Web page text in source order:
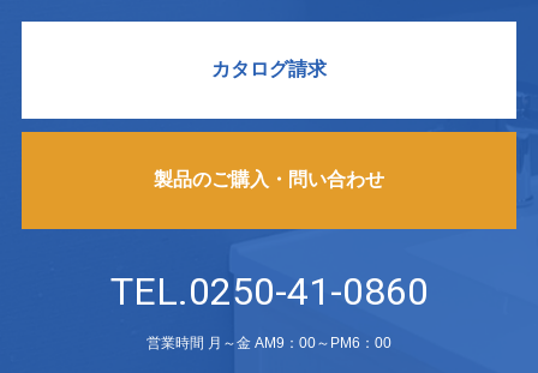
カタログ請求
製品のご購入・問い合わせ
TEL.0250-41-0860
営業時間 月～金 AM9：00～PM6：00